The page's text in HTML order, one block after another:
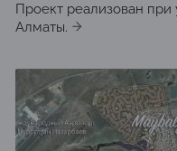
Проект реализован при
Алматы.